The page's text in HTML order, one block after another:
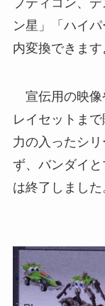
ン星」「ハイ
内変換できます
宣伝用の映像
レイセットま
力の入ったシ
ず、バンダイ
は終了しました